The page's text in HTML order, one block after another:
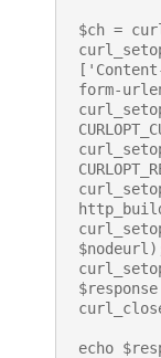
$ch =
form-
echo